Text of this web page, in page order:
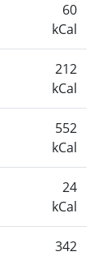
60
kCal
212
kCal
552
kCal
24
kCal
342